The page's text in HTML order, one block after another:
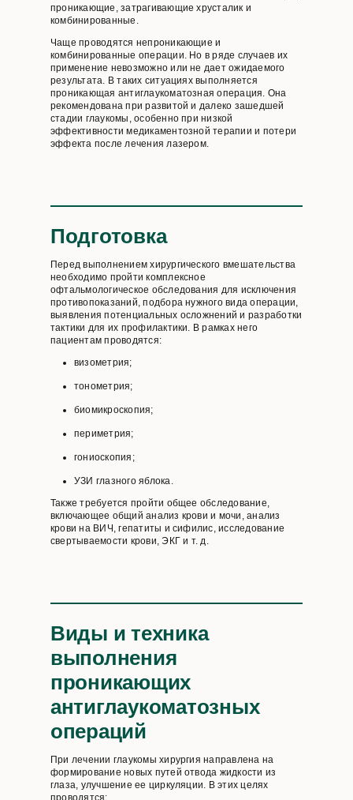
проникающие, затрагивающие хрусталик и
комбинированные.
Чаще проводятся непроникающие и
комбинированные операции. Но в ряде случаев их
применение невозможно или не дает ожидаемого
результата. В таких ситуациях выполняется
проникающая антиглаукоматозная операция. Она
рекомендована при развитой и далеко зашедшей
стадии глаукомы, особенно при низкой
эффективности медикаментозной терапии и потери
эффекта после лечения лазером.
Подготовка
Перед выполнением хирургического вмешательства
необходимо пройти комплексное
офтальмологическое обследования для исключения
противопоказаний, подбора нужного вида операции,
выявления потенциальных осложнений и разработки
тактики для их профилактики. В рамках него
пациентам проводятся:
визометрия;
тонометрия;
биомикроскопия;
периметрия;
гониоскопия;
УЗИ глазного яблока.
Также требуется пройти общее обследование,
включающее общий анализ крови и мочи, анализ
крови на ВИЧ, гепатиты и сифилис, исследование
свертываемости крови, ЭКГ и т. д.
Виды и техника
выполнения
проникающих
антиглаукоматозных
операций
При лечении глаукомы хирургия направлена на
формирование новых путей отвода жидкости из
глаза, улучшение ее циркуляции. В этих целях
проводятся: